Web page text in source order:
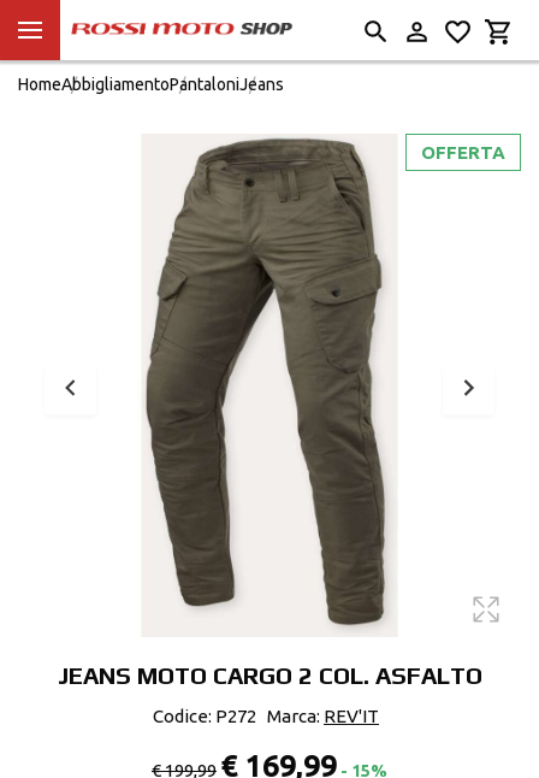
HomeAbbigliamentoPantaloniJeans
OFFERTA
JEANS MOTO CARGO 2 COL. ASFALTO
Codice: P272 Marca: REV'IT
€ 199,99 € 169,99 - 15%